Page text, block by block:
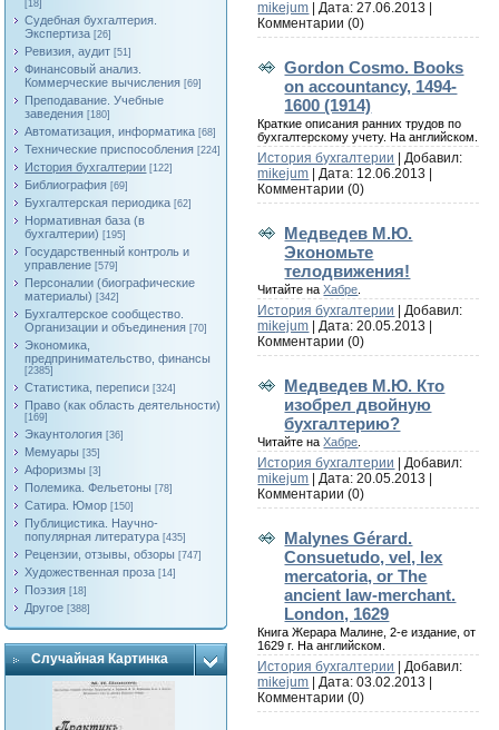
[18]
Судебная бухгалтерия.
Экспертиза [26]
Ревизия, аудит [51]
Финансовый анализ.
Коммерческие вычисления [69]
Преподавание. Учебные
заведения [180]
Автоматизация, информатика [68]
Технические приспособления [224]
История бухгалтерии [122]
Библиография [69]
Бухгалтерская периодика [62]
Нормативная база (в
бухгалтерии) [195]
Государственный контроль и
управление [579]
Персоналии (биографические
материалы) [342]
Бухгалтерское сообщество.
Организации и объединения [70]
Экономика,
предпринимательство, финансы
[2385]
Статистика, переписи [324]
Право (как область деятельности)
[169]
Экаунтология [36]
Мемуары [35]
Афоризмы [3]
Полемика. Фельетоны [78]
Сатира. Юмор [150]
Публицистика. Научно-
популярная литература [435]
Рецензии, отзывы, обзоры [747]
Художественная проза [14]
Поэзия [18]
Другое [388]
Случайная Картинка
mikejum | Дата:27.06.2013
Комментарии (0)
Gordon Cosmo. Books
on accountancy, 1494-
1600 (1914)
Краткие описания ранних трудов по
бухгалтерскому учету. На английском.
История бухгалтерии
| Добавил:
mikejum | Дата: 12.06.2013
Комментарии (0)
Медведев М.Ю.
Экономьте
телодвижения!
Читайте наХабре
История бухгалтерии
| Добавил:
mikejum | Дата:20.05.2013
Комментарии (0)
Медведев М.Ю. Кто
изобрел двойную
бухгалтерию?
Читайте наХабре
История бухгалтерии
| Добавил:
mikejum | Дата:20.05.2013
Комментарии (0)
Malynes Gérard.
Consuetudo, vel, lex
mercatoria, or The
ancient law-merchant.
London, 1629
Книга Жерара Малине, 2-е издание, от
1629 г. На английском.
История бухгалтерии
| Добавил:
mikejum | Дата:03.02.2013
Комментарии (0)